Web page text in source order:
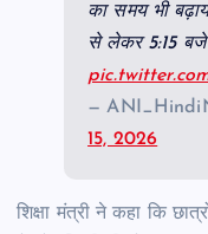
का समय भी
से लेकर 5:15 बजे
—
15, 2026
शिक्षा मंत्री ने कहा कि